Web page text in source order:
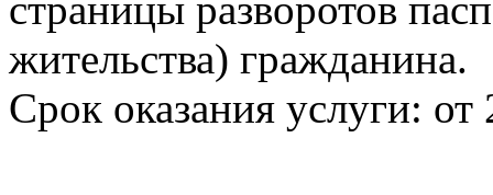
жительства) гражданина.
Срок оказания услуги: от